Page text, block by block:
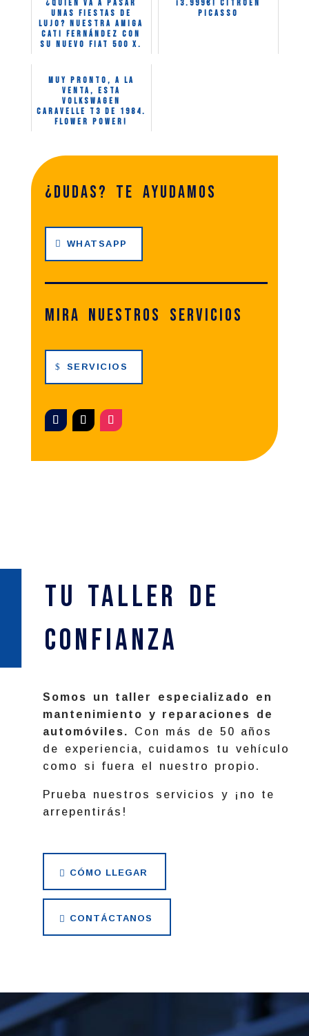
¿Quién va a pasar
unas fiestas de
lujo? Nuestra amiga
Cati Fernández con
su nuevo Fiat 500 X.
¡3.999€! Citroen
Picasso
Muy pronto, a la
venta, esta
Volkswagen
Caravelle T3 de 1984.
Flower Power!
¿dudas? te ayudamos
WHATSAPP
Mira nuestros servicios
SERVICIOS
Tu Taller de
confianza
Somos un taller especializado en
mantenimiento y reparaciones de
automóviles. Con más de 50 años
de experiencia, cuidamos tu vehículo
como si fuera el nuestro propio.
Prueba nuestros servicios y ¡no te
arrepentirás!
CÓMO LLEGAR
CONTÁCTANOS